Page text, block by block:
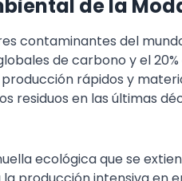
de la
contaminantes del
de carbono y el
rápidos y
residuos en las últimas
ecológica que se